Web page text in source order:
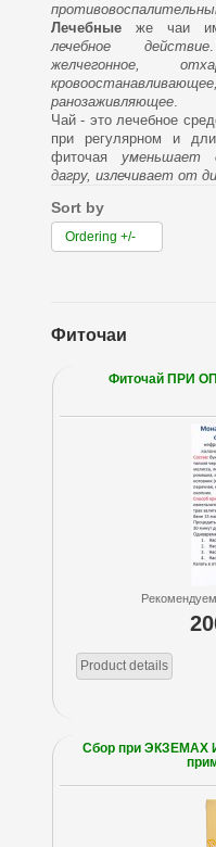
Лечебныеже чаи
лечебное действие
желчегонное,
ранозаживляющее.
Чай - это лечебное
при регулярном и
фиточая уменьшает
дагру, излечивает от
Sort by
Ordering +/-
Фиточаи
Фиточай ПРИ
Product details
Сбор при ЭКЗЕМАХ